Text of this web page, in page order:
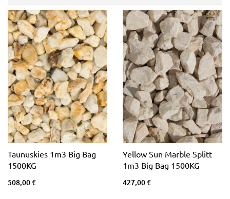
Taunuskies 1m3 Big Bag
1500KG
508,00 €
Yellow Sun Marble Splitt
1m3 Big Bag 1500KG
427,00 €